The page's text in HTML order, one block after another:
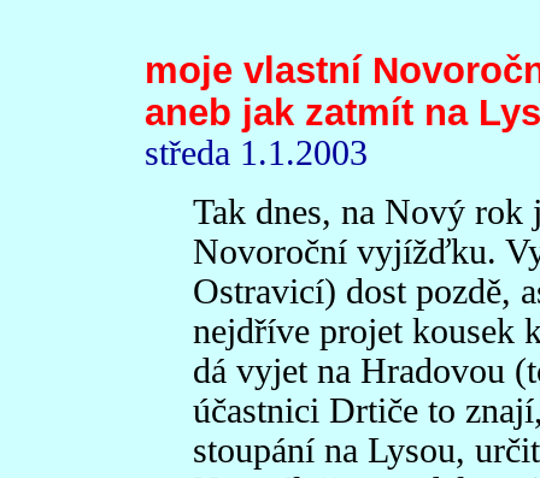
moje vlastní
aneb jak zatmít na
středa 1.1.2003
Tak dnes, na Nový rok
Novoroční vyjížďku.
Ostravicí) dost pozdě,
nejdříve projet kousek
dá vyjet na Hradovou
účastnici Drtiče to
stoupání na Lysou,